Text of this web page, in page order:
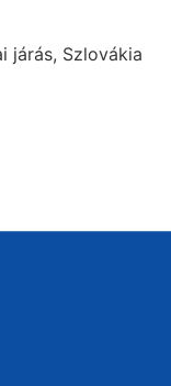
járás, Szlovákia